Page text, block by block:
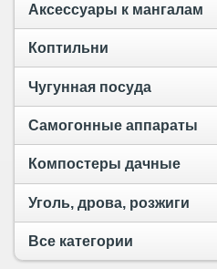
Аксессуары к мангалам
Коптильни
Чугунная посуда
Самогонные аппараты
Компостеры дачные
Уголь, дрова, розжиги
Все категории